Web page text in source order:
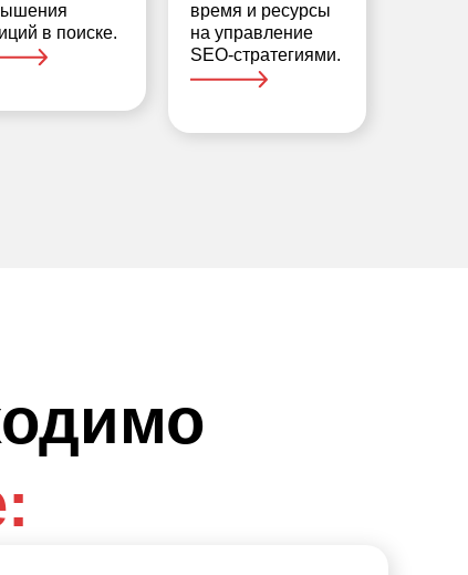
в поиске.
время и ресурсы
на управление
SEO-стратегиями.